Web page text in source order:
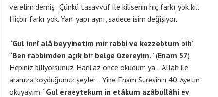
verelim demiş. Çünkü tasavvuf ile kilisenin hiç farkı yok ki…
Hiçbir farkı yok. Yani yapı aynı, sadece isim değişiyor.
“Gul innî alâ beyyinetim mir rabbî ve kezzebtum bih”
“Ben rabbimden açık bir belge üzereyim.” (Enam 57)
Hepiniz biliyorsunuz. Hani az önce okudum ya… Allah ile
aranıza koyduğunuz şeyler… Yine Enam Suresinin 40. Ayetini
okuyayım. “Gul eraeytekum in etâkum azâbullâhi ev